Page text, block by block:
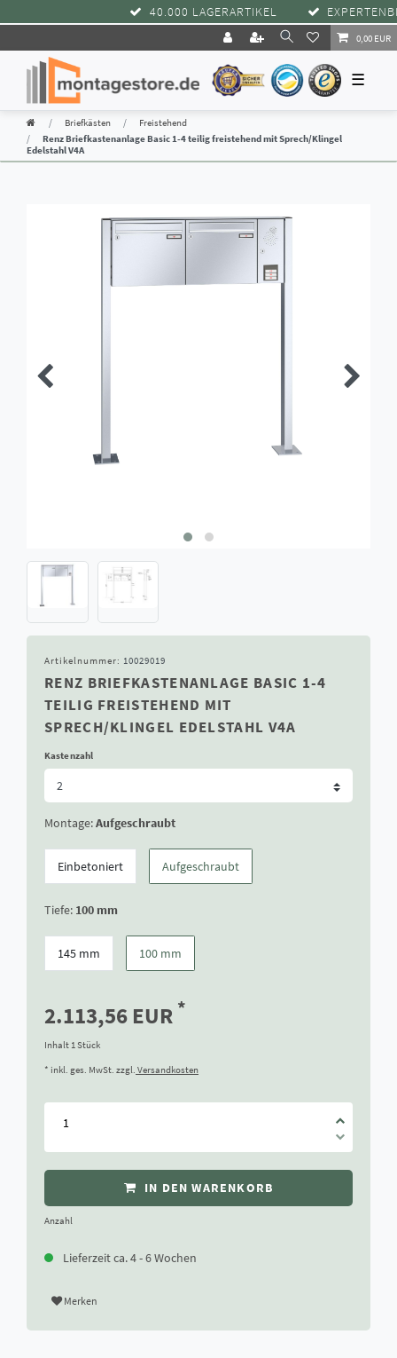
40.000 LAGERARTIKEL
0,00 EUR
☰
Briefkästen
Freistehend
Renz Briefkastenanlage Basic 1-4 teilig freistehend mit Sprech/Klingel
Edelstahl V4A
Artikelnummer: 10029019
RENZ BRIEFKASTENANLAGE BASIC 1-4
TEILIG FREISTEHEND MIT
SPRECH/KLINGEL EDELSTAHL V4A
Kastenzahl
Montage:Aufgeschraubt
Einbetoniert Aufgeschraubt
Tiefe: 100 mm
145 mm 100 mm
2.113,56 EUR *
Inhalt 1Stück
* inkl. ges. MwSt. zzgl. Versandkosten
IN DEN WARENKORB
Anzahl
Lieferzeit ca. 4 - 6 Wochen
Merken